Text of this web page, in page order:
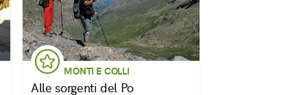
MONTI E COLLI
Alle sorgenti del Po